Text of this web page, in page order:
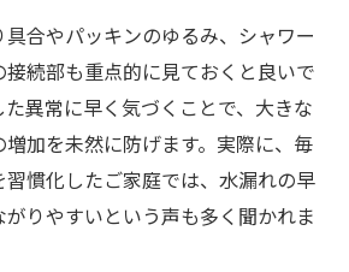
を早める異常発見のコツ
点検で気をつけるべきサイン
に役立つ初期症状の見極め方
異常を発見する水漏れ予防策
につながる異常検知ポイント
まえた自宅チェックのコツ
合やパッキンのゆるみ、シャワー
続部も重点的に見ておくと良いで
異常に早く気づくことで、大きな
加を未然に防げます。実際に、毎
慣化したご家庭では、水漏れの早
りやすいという声も多く聞かれま